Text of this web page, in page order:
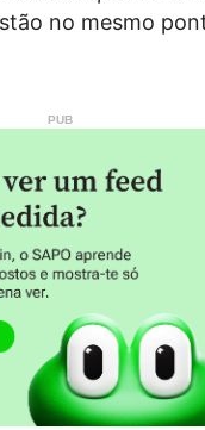
no mesmo